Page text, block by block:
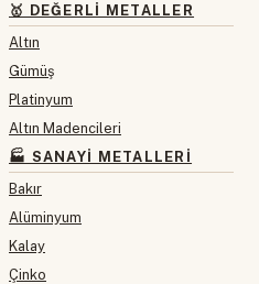
🥇 DEĞERLI METALLER
Altın
Gümüş
Platinyum
Altın Madencileri
🏭 SANAYI METALLERI
Bakır
Alüminyum
Kalay
Çinko